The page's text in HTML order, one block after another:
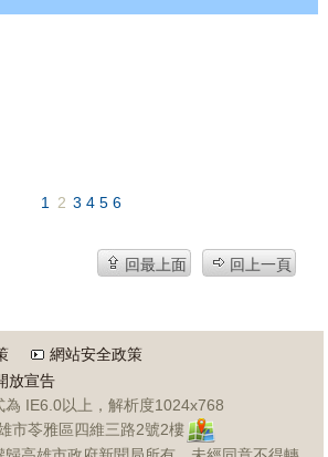
1 2 3 4 5 6
回最上面 回上一頁
網站安全政策
放宣告
為 IE6.0以上，解析度1024x768
市苓雅區四維三路2號2樓